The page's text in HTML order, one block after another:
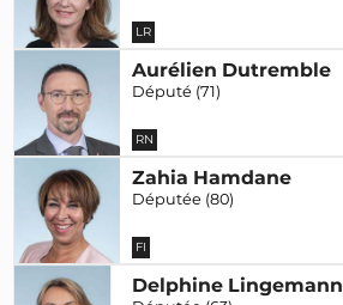
LR
Aurélien Dutremble
Député (71)
RN
Zahia Hamdane
Députée (80)
FI
Delphine Lingemann